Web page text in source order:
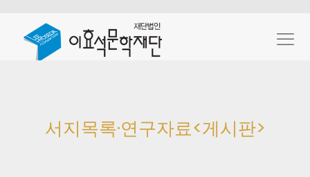
서지목록·연구자료<게시판>